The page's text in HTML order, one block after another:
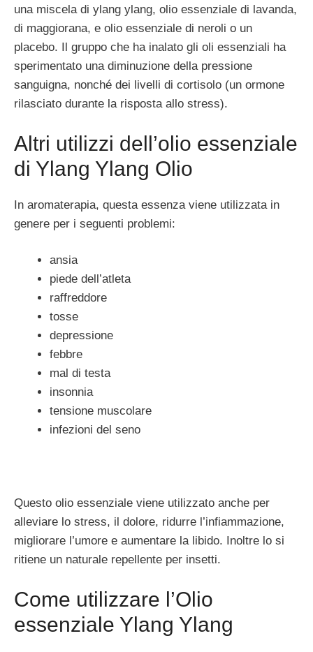
una miscela di ylang ylang, olio essenziale di lavanda,
di maggiorana, e olio essenziale di neroli o un
placebo. Il gruppo che ha inalato gli oli essenziali ha
sperimentato una diminuzione della pressione
sanguigna, nonché dei livelli di cortisolo (un ormone
rilasciato durante la risposta allo stress).
Altri utilizzi dell’olio essenziale
di Ylang Ylang Olio
In aromaterapia, questa essenza viene utilizzata in
genere per i seguenti problemi:
ansia
piede dell’atleta
raffreddore
tosse
depressione
febbre
mal di testa
insonnia
tensione muscolare
infezioni del seno
Questo olio essenziale viene utilizzato anche per
alleviare lo stress, il dolore, ridurre l’infiammazione,
migliorare l’umore e aumentare la libido. Inoltre lo si
ritiene un naturale repellente per insetti.
Come utilizzare l’Olio
essenziale Ylang Ylang